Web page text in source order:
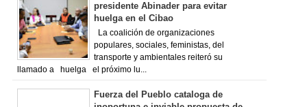
presidente Abinader para evitar
huelga en el Cibao
La coalición de organizaciones
populares, sociales, feministas, del
transporte y ambientales reiteró su
llamado a huelga el próximo lu...
Fuerza del Pueblo cataloga de